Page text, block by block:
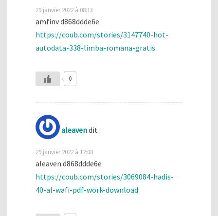
29 janvier 2022 à 08:13
amfinv d868ddde6e
https://coub.com/stories/3147740-hot-
autodata-338-limba-romana-gratis
0
aleavendit :
29 janvier 2022 à 12:08
aleaven d868ddde6e
https://coub.com/stories/3069084-hadis-
40-al-wafi-pdf-work-download